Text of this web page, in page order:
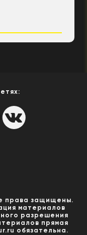
права защищены.
материалов
разрешения
прямая
обязательна.